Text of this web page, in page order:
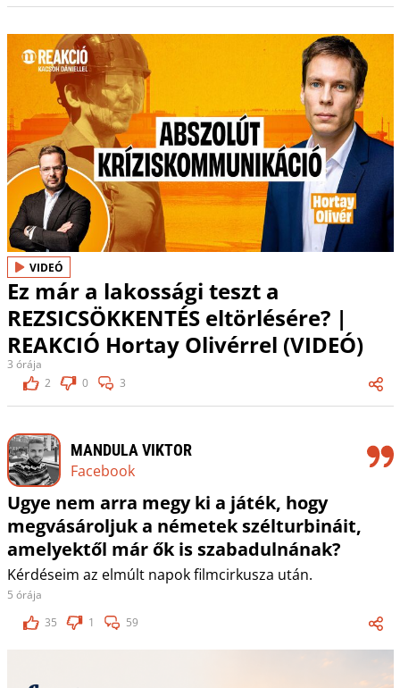
VIDEÓ
Ez már a lakossági teszt a
REZSICSÖKKENTÉS eltörlésére? |
REAKCIÓ Hortay Olivérrel (VIDEÓ)
3 órája
2
0 3
MANDULA VIKTOR
Facebook
Ugye nem arra megy ki a játék, hogy
megvásároljuk a németek szélturbináit,
amelyektől már ők is szabadulnának?
Kérdéseim az elmúlt napok filmcirkusza után.
5 órája
35
1 59